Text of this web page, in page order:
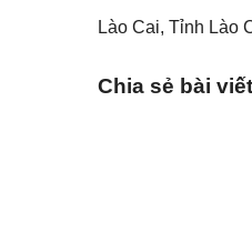
Lào Cai, Tỉnh Lào
Chia sẻ bài viết